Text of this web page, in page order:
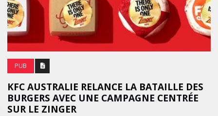
PUB
KFC AUSTRALIE RELANCE LA BATAILLE DES
BURGERS AVEC UNE CAMPAGNE CENTRÉE
SUR LE ZINGER